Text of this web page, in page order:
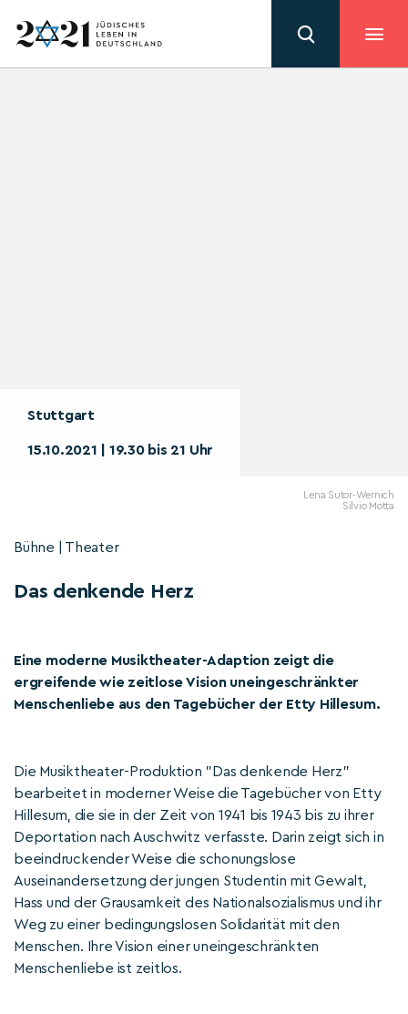
Stuttgart
15.10.2021 | 19.30 bis 21 Uhr
Lena Sutor-Wernich
Silvio Motta
Bühne | Theater
Das denkende Herz
Eine moderne Musiktheater-Adaption zeigt die
ergreifende wie zeitlose Vision uneingeschränkter
Menschenliebe aus den Tagebücher der Etty Hillesum.
Die Musiktheater-Produktion "Das denkende Herz"
bearbeitet in moderner Weise die Tagebücher von Etty
Hillesum, die sie in der Zeit von 1941 bis 1943 bis zu ihrer
Deportation nach Auschwitz verfasste. Darin zeigt sich in
beeindruckender Weise die schonungslose
Auseinandersetzung der jungen Studentin mit Gewalt,
Hass und der Grausamkeit des Nationalsozialismus und ihr
Weg zu einer bedingungslosen Solidarität mit den
Menschen. Ihre Vision einer uneingeschränkten
Menschenliebe ist zeitlos.